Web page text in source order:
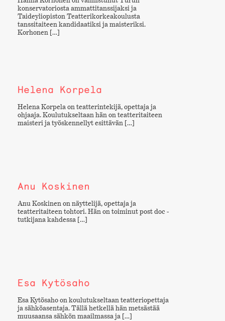
konservatoriosta ammattitanssijaksi ja
Taideyliopiston Teatterikorkeakoulusta
tanssitaiteen kandidaatiksi ja maisteriksi.
Korhonen […]
Helena Korpela
Helena Korpela on teatterintekijä, opettaja ja
ohjaaja. Koulutukseltaan hän on teatteritaiteen
maisteri ja työskennellyt esittävän […]
Anu Koskinen
Anu Koskinen on näyttelijä, opettaja ja
teatteritaiteen tohtori. Hän on toiminut post doc -
tutkijana kahdessa […]
Esa Kytösaho
Esa Kytösaho on koulutukseltaan teatteriopettaja
ja sähköasentaja. Tällä hetkellä hän metsästää
muusaansa sähkön maailmassa ja […]